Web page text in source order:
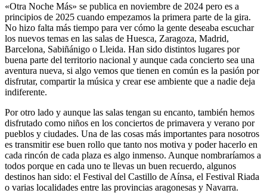
«Otra Noche Más» se publica en noviembre de 2024 pero es a
principios de 2025 cuando empezamos la primera parte de la gira.
No hizo falta más tiempo para ver cómo la gente deseaba escuchar
los nuevos temas en las salas de Huesca, Zaragoza, Madrid,
Barcelona, Sabiñánigo o Lleida. Han sido distintos lugares por
buena parte del territorio nacional y aunque cada concierto sea una
aventura nueva, si algo vemos que tienen en común es la pasión por
disfrutar, compartir la música y crear ese ambiente que a nadie deja
indiferente.
Por otro lado y aunque las salas tengan su encanto, también hemos
disfrutado como niños en los conciertos de primavera y verano por
pueblos y ciudades. Una de las cosas más importantes para nosotros
es transmitir ese buen rollo que tanto nos motiva y poder hacerlo en
cada rincón de cada plaza es algo inmenso. Aunque nombraríamos a
todos porque en cada uno te llevas un buen recuerdo, algunos
destinos han sido: el Festival del Castillo de Aínsa, el Festival Riada
o varias localidades entre las provincias aragonesas y Navarra.